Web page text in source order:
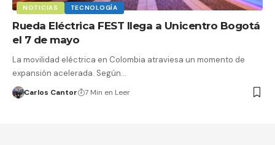
NOTICIAS TECNOLOGÍA
Rueda Eléctrica FEST llega a Unicentro Bogotá
el 7 de mayo
La movilidad eléctrica en Colombia atraviesa un momento de
expansión acelerada. Según…
Carlos Cantor 7 Min en Leer